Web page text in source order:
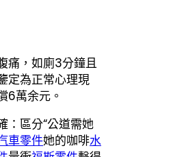
痛，如廁3分鐘且
定為正常心理現
6萬余元。
：區分“公道需她
車零件她的咖啡水